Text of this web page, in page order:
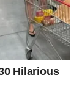
i ozbiljne